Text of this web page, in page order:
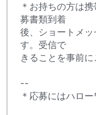
＊お持ちの方は
募書類到着
後、ショートメ
す。受信で
きることを事前に
--
＊応募にはハロ